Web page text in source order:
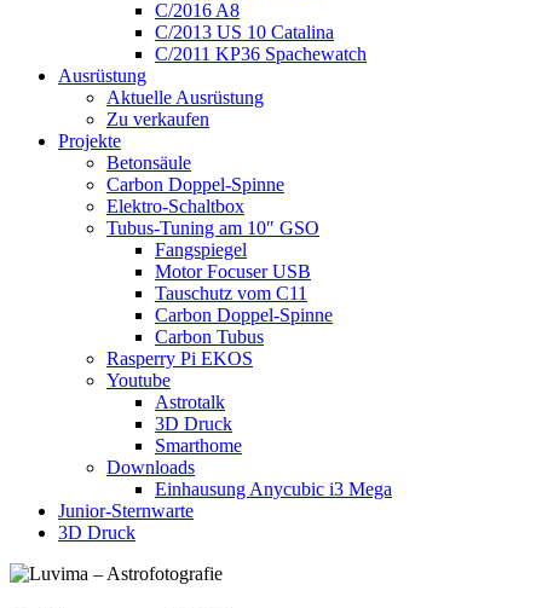
C/2016 A8
C/2013 US 10 Catalina
C/2011 KP36 Spachewatch
Ausrüstung
Aktuelle Ausrüstung
Zu verkaufen
Projekte
Betonsäule
Carbon Doppel-Spinne
Elektro-Schaltbox
Tubus-Tuning am 10″ GSO
Fangspiegel
Motor Focuser USB
Tauschutz vom C11
Carbon Doppel-Spinne
Carbon Tubus
Rasperry Pi EKOS
Youtube
Astrotalk
3D Druck
Smarthome
Downloads
Einhausung Anycubic i3 Mega
Junior-Sternwarte
3D Druck